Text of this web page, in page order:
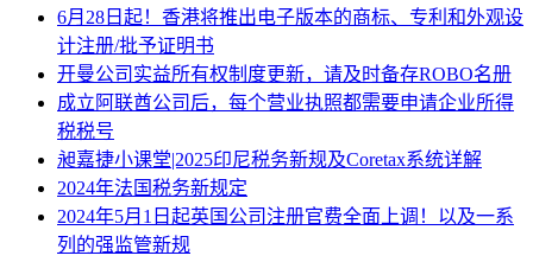
6月28日起！香港将推出电子版本的商标、专利和外观设
计注册/批予证明书
开曼公司实益所有权制度更新，请及时备存ROBO名册
成立阿联酋公司后，每个营业执照都需要申请企业所得
税税号
昶嘉捷小课堂|2025印尼税务新规及Coretax系统详解
2024年法国税务新规定
2024年5月1日起英国公司注册官费全面上调！以及一系
列的强监管新规